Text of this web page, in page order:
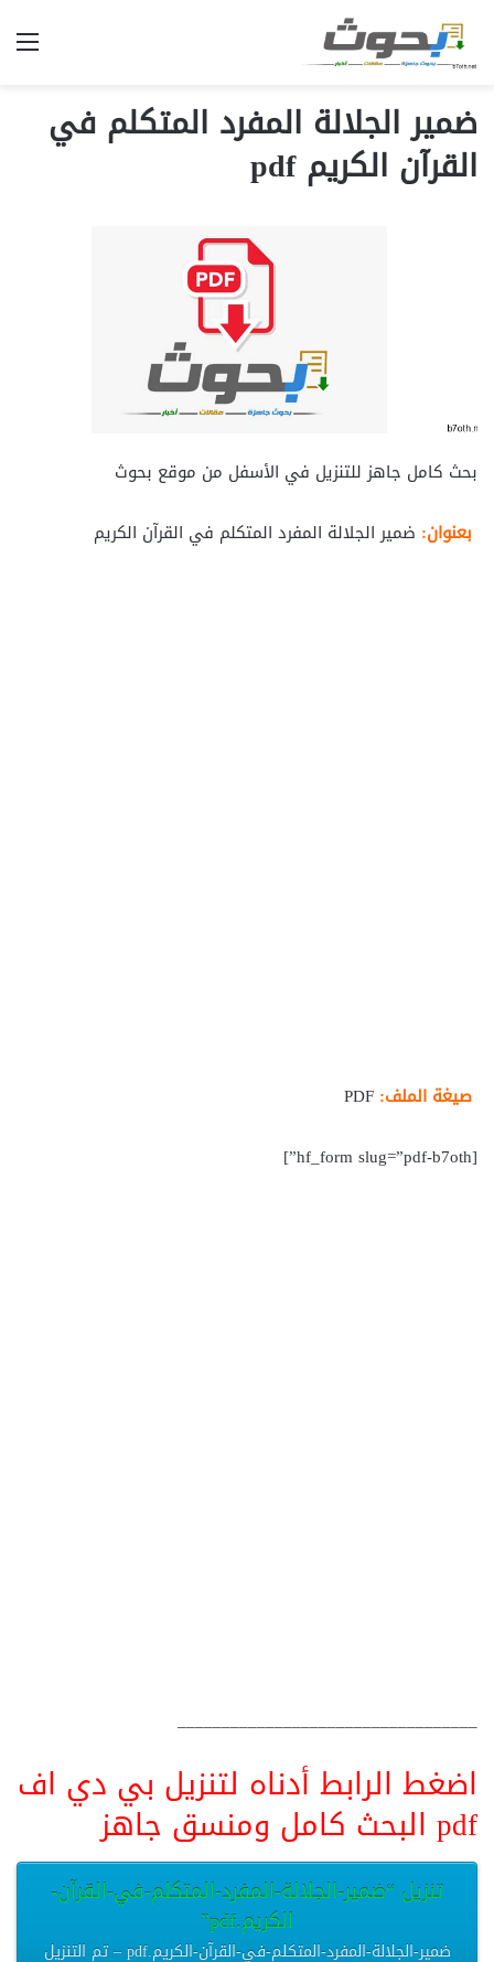
ضمير الجلالة المفرد المتكلم في
القرآن الكريم pdf
بحث كامل جاهز للتنزيل في الأسفل من موقع بحوث
بعنوان: ضمير الجلالة المفرد المتكلم في القرآن الكريم
صيغة الملف:
[hf_form slug=”pdf-b7oth”]
__________________________________
اضغط الرابط أدناه لتنزيل بي دي اف
pdf البحث كامل ومنسق جاهز
تنزيل “ضمير-الجلالة-المفرد-المتكلم-في-القرآن-
الكريم.pdf”
ضمير-الجلالة-المفرد-المتكلم-في-القرآن-الكريم.pdf – تم التنزيل